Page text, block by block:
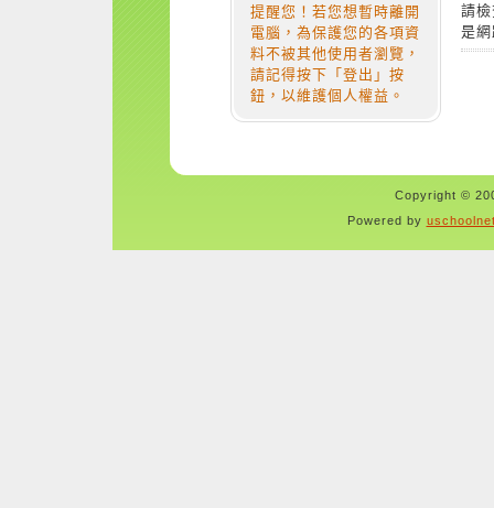
提醒您！若您想暫時離開
電腦，為保護您的各項資
料不被其他使用者瀏覽，
請記得按下「登出」按
鈕，以維護個人權益。
請
是
Copyright ©
Powered by